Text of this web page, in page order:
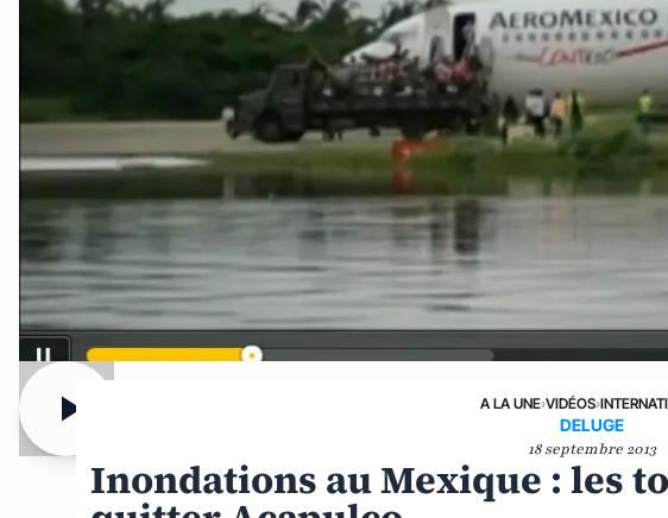
A LA UNE›VIDÉOS›
DELUGE
18 septembre 2013
Inondations au Mexique : les